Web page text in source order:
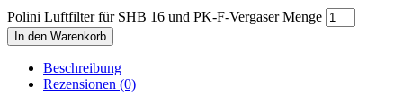
Polini Luftfilter für SHB 16 und PK-F-Vergaser Menge
In den Warenkorb
Beschreibung
Rezensionen (0)